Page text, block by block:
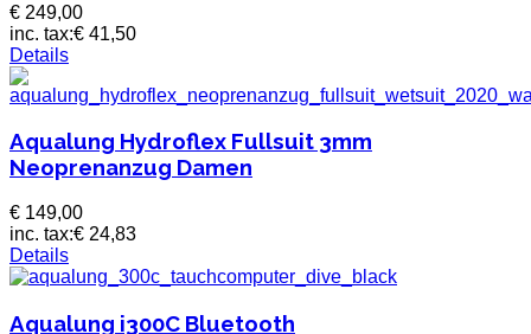
€ 249,00
inc. tax:€ 41,50
Details
Aqualung Hydroflex Fullsuit 3mm
Neoprenanzug Damen
€ 149,00
inc. tax:€ 24,83
Details
Aqualung i300C Bluetooth